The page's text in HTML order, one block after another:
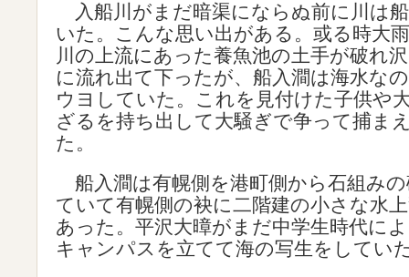
入船川がまだ暗渠にならぬ前に川は
いた。こんな思い出がある。或る時大
川の上流にあった養魚池の土手が破れ
に流れ出て下ったが、船入澗は海水な
ウヨしていた。これを見付けた子供や
ざるを持ち出して大騒ぎで争って捕ま
た。
船入澗は有幌側を港町側から石組み
ていて有幌側の袂に二階建の小さな水
あった。平沢大暲がまだ中学生時代に
キャンパスを立てて海の写生をしてい